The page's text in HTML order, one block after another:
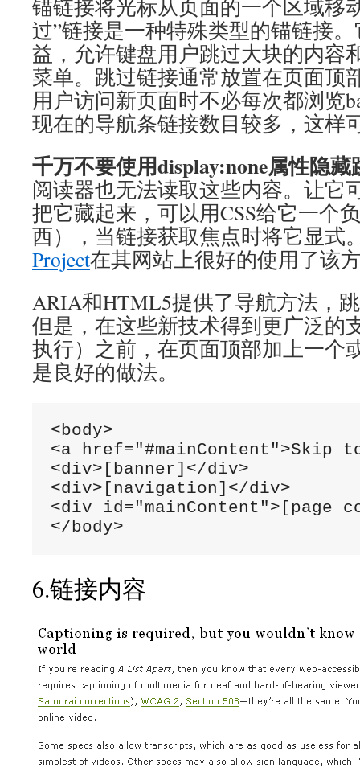
锚链接将光标从页面的一个区域移
过”链接是一种特殊类型的锚链接
益，允许键盘用户跳过大块的内容
菜单。跳过链接通常放置在页面顶
用户访问新页面时不必每次都浏览
现在的导航条链接数目较多，这样
千万不要使用display:none属性隐藏
阅读器也无法读取这些内容。让它
把它藏起来，可以用CSS给它一个
西），当链接获取焦点时将它显式
Project在其网站上很好的使用了该
ARIA和HTML5提供了导航方法，
但是，在这些新技术得到更广泛的
执行）之前，在页面顶部加上一个
是良好的做法。
<body>
<a href="#mainContent">Skip
<div>[banner]</div>
<div>[navigation]</div>
<div id="mainContent">[page
</body>
6.链接内容